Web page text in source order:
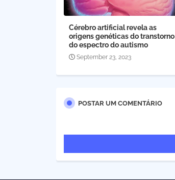
Cérebro artificial revela as
origens genéticas do transtorno
do espectro do autismo
September 23, 2023
POSTAR UM COMENTÁRIO